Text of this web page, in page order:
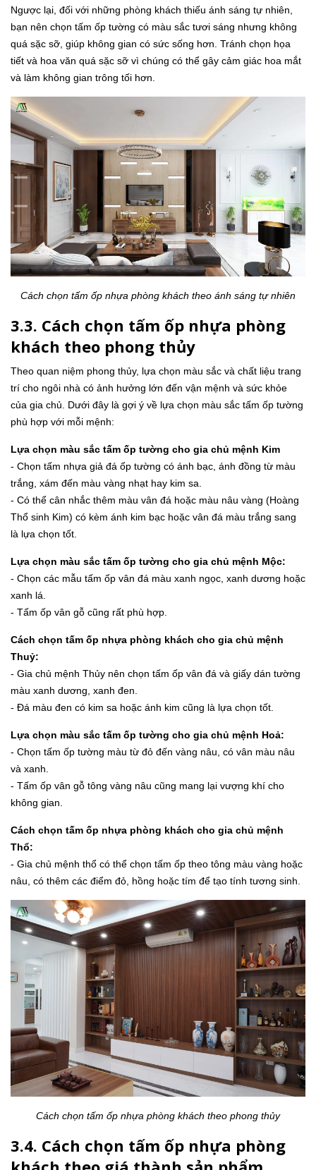
Ngược lại, đối với những phòng khách thiếu ánh sáng tự nhiên,
bạn nên chọn tấm ốp tường có màu sắc tươi sáng nhưng không
quá sặc sỡ, giúp không gian có sức sống hơn. Tránh chọn họa
tiết và hoa văn quá sặc sỡ vì chúng có thể gây cảm giác hoa mắt
và làm không gian trông tối hơn.
Cách chọn tấm ốp nhựa phòng khách theo ánh sáng tự nhiên
3.3. Cách chọn tấm ốp nhựa phòng
khách theo phong thủy
Theo quan niệm phong thủy, lựa chọn màu sắc và chất liệu trang
trí cho ngôi nhà có ảnh hưởng lớn đến vận mệnh và sức khỏe
của gia chủ. Dưới đây là gợi ý về lựa chọn màu sắc tấm ốp tường
phù hợp với mỗi mệnh:
Lựa chọn màu sắc tấm ốp tường cho gia chủ mệnh Kim
- Chọn tấm nhựa giả đá ốp tường có ánh bạc, ánh đồng từ màu
trắng, xám đến màu vàng nhạt hay kim sa.
- Có thể cân nhắc thêm màu vân đá hoặc màu nâu vàng (Hoàng
Thổ sinh Kim) có kèm ánh kim bạc hoặc vân đá màu trắng sang
là lựa chọn tốt.
Lựa chọn màu sắc tấm ốp tường cho gia chủ mệnh Mộc:
- Chọn các mẫu tấm ốp vân đá màu xanh ngọc, xanh dương hoặc
xanh lá.
- Tấm ốp vân gỗ cũng rất phù hợp.
Cách chọn tấm ốp nhựa phòng khách cho gia chủ mệnh
Thuỷ:
- Gia chủ mệnh Thủy nên chọn tấm ốp vân đá và giấy dán tường
màu xanh dương, xanh đen.
- Đá màu đen có kim sa hoặc ánh kim cũng là lựa chọn tốt.
Lựa chọn màu sắc tấm ốp tường cho gia chủ mệnh Hoả:
- Chọn tấm ốp tường màu từ đỏ đến vàng nâu, có vân màu nâu
và xanh.
- Tấm ốp vân gỗ tông vàng nâu cũng mang lại vượng khí cho
không gian.
Cách chọn tấm ốp nhựa phòng khách cho gia chủ mệnh
Thổ:
- Gia chủ mệnh thổ có thể chọn tấm ốp theo tông màu vàng hoặc
nâu, có thêm các điểm đỏ, hồng hoặc tím để tạo tính tương sinh.
Cách chọn tấm ốp nhựa phòng khách theo phong thủy
3.4. Cách chọn tấm ốp nhựa phòng